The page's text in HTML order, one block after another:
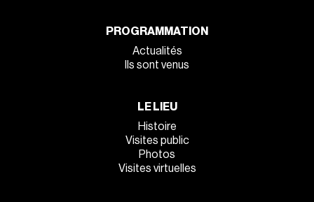
PROGRAMMATION
Actualités
Ils sont venus
LE LIEU
Histoire
Visites public
Photos
Visites virtuelles